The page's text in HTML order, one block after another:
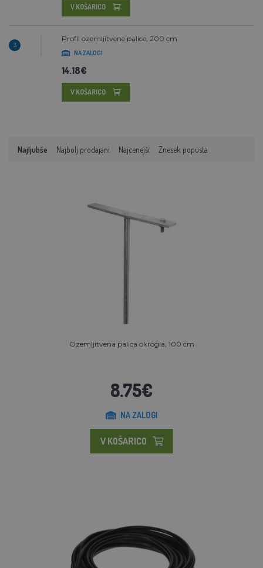
V KOŠARICO
3
Profil ozemljitvene palice, 200 cm
NA ZALOGI
14.18€
V KOŠARICO
Najljubše Najbolj prodajani Najcenejši Znesek popusta
Ozemljitvena palica okrogla, 100 cm
8.75€
NA ZALOGI
V KOŠARICO